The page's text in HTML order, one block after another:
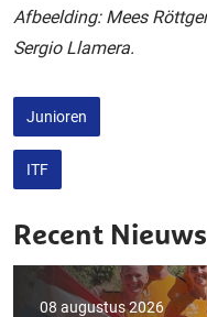
Afbeelding: Mees
Sergio Llamera.
Junioren
ITF
Recent Nieuws
08 augustus 2026